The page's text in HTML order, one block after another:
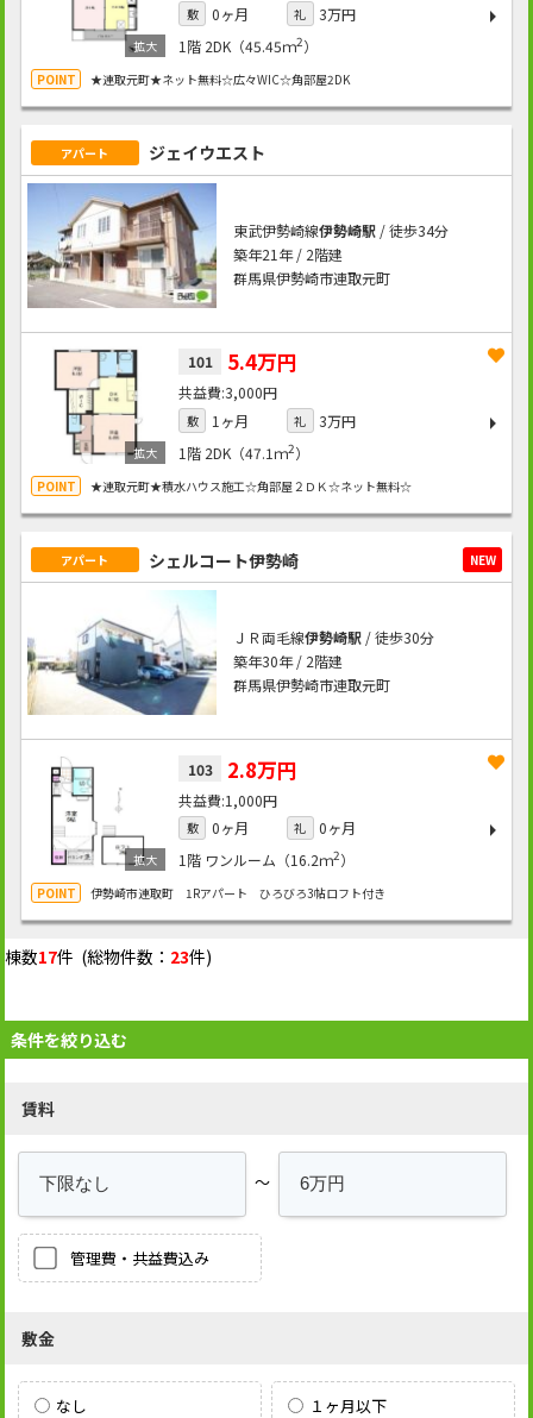
敷 0ヶ月 礼
3万円
1階 2DK（45.45ｍ2）
★連取元町★ネット無料☆広々WIC☆角部屋2DK
アパート ジェイウエスト
東武伊勢崎線伊勢崎駅/ 徒歩34分
築年21年 / 2階建
群馬県伊勢崎市連取元町
101 5.4万円
3,000円
敷 1ヶ月 礼
3万円
1階 2DK（47.1ｍ2）
★連取元町★積水ハウス施工☆角部屋２ＤＫ☆ネット無料☆
アパート シェルコート伊勢崎 NEW
ＪＲ両毛線伊勢崎駅/ 徒歩30分
築年30年 / 2階建
群馬県伊勢崎市連取元町
103 2.8万円
1,000円
敷 0ヶ月 礼
0ヶ月
1階 ワンルーム（16.2ｍ2）
伊勢崎市連取町 1Rアパート ひろびろ3帖ロフト付き
棟数17件 (総物件数： 23件)
条件を絞り込む
賃料
～
管理費・共益費込み
敷金
なし １ヶ月以下